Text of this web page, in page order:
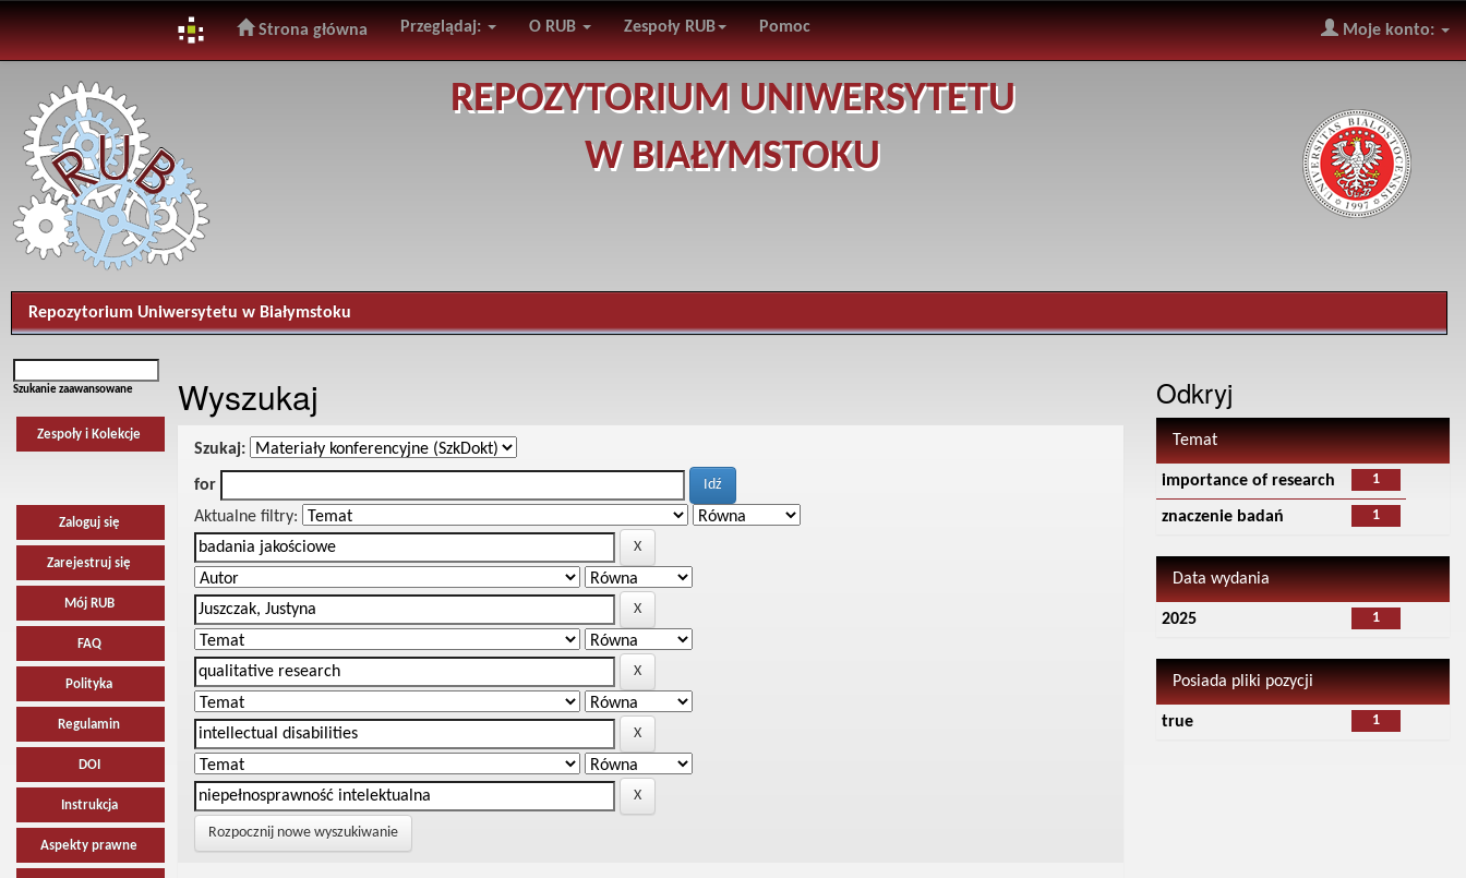
navigation
Strona główna Przeglądaj: O RUB Zespoły RUB Pomoc Moje konto:
REPOZYTORIUM UNIWERSYTETU
W BIAŁYMSTOKU
Repozytorium Uniwersytetu w Białymstoku
Szukanie zaawansowane
Zespoły i Kolekcje
Zaloguj się
Zarejestruj się
Mój RUB
FAQ
Polityka
Regulamin
DOI
Instrukcja
Aspekty prawne
Wyszukaj
Szukaj:
for
Aktualne filtry:
Rozpocznij nowe wyszukiwanie
Odkryj
Temat
1
importance of research
1
znaczenie badań
Data wydania
1
2025
Posiada pliki pozycji
1
true